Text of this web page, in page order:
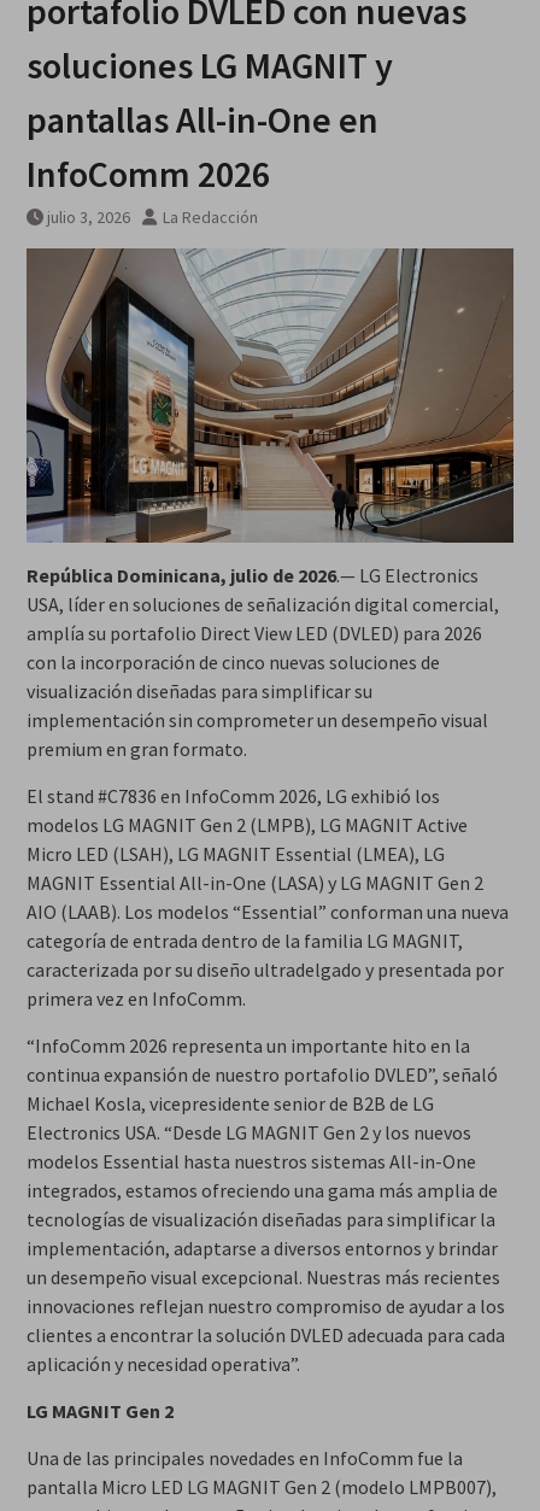
portafolio DVLED con nuevas
soluciones LG MAGNIT y
pantallas All-in-One en
InfoComm 2026
julio 3, 2026 La Redacción
República Dominicana, julio de 2026.— LG Electronics
USA, líder en soluciones de señalización digital comercial,
amplía su portafolio Direct View LED (DVLED) para 2026
con la incorporación de cinco nuevas soluciones de
visualización diseñadas para simplificar su
implementación sin comprometer un desempeño visual
premium en gran formato.
El stand #C7836 en InfoComm 2026, LG exhibió los
modelos LG MAGNIT Gen 2 (LMPB), LG MAGNIT Active
Micro LED (LSAH), LG MAGNIT Essential (LMEA), LG
MAGNIT Essential All-in-One (LASA) y LG MAGNIT Gen 2
AIO (LAAB). Los modelos “Essential” conforman una nueva
categoría de entrada dentro de la familia LG MAGNIT,
caracterizada por su diseño ultradelgado y presentada por
primera vez en InfoComm.
“InfoComm 2026 representa un importante hito en la
continua expansión de nuestro portafolio DVLED”, señaló
Michael Kosla, vicepresidente senior de B2B de LG
Electronics USA. “Desde LG MAGNIT Gen 2 y los nuevos
modelos Essential hasta nuestros sistemas All-in-One
integrados, estamos ofreciendo una gama más amplia de
tecnologías de visualización diseñadas para simplificar la
implementación, adaptarse a diversos entornos y brindar
un desempeño visual excepcional. Nuestras más recientes
innovaciones reflejan nuestro compromiso de ayudar a los
clientes a encontrar la solución DVLED adecuada para cada
aplicación y necesidad operativa”.
LG MAGNIT Gen 2
Una de las principales novedades en InfoComm fue la
pantalla Micro LED LG MAGNIT Gen 2 (modelo LMPB007),